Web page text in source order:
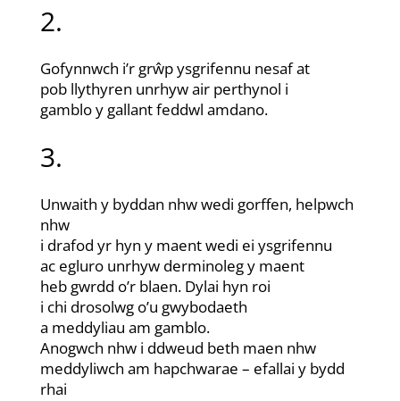
2.
Gofynnwch i’r grŵp ysgrifennu nesaf at
pob llythyren unrhyw air perthynol i
gamblo y gallant feddwl amdano.
3.
Unwaith y byddan nhw wedi gorffen, helpwch
nhw
i drafod yr hyn y maent wedi ei ysgrifennu
ac egluro unrhyw derminoleg y maent
heb gwrdd o’r blaen. Dylai hyn roi
i chi drosolwg o’u gwybodaeth
a meddyliau am gamblo.
Anogwch nhw i ddweud beth maen nhw
meddyliwch am hapchwarae – efallai y bydd
rhai